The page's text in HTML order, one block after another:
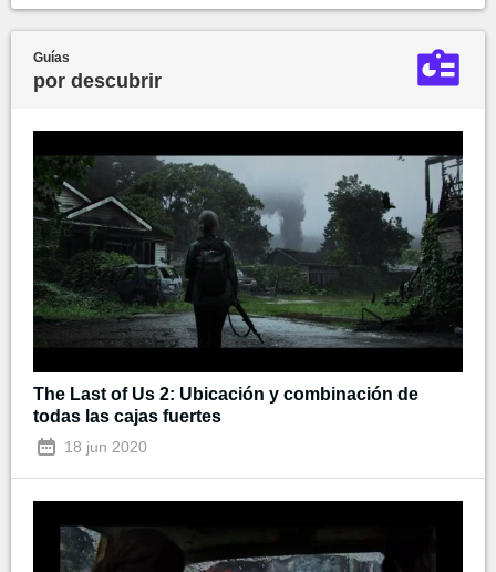
Guías
por descubrir
The Last of Us 2: Ubicación y combinación de
todas las cajas fuertes
18 jun 2020